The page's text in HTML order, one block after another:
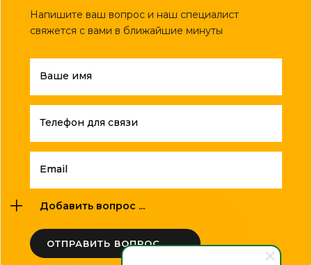
Напишите ваш вопрос и наш специалист
свяжется с вами в ближайшие минуты
Ваше имя
Телефон для связи
Email
Добавить вопрос ...
ОТПРАВИТЬ ВОПРОС